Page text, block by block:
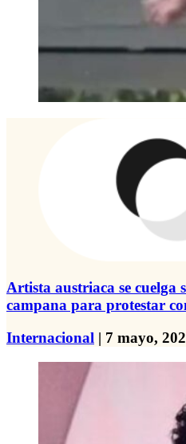
Artista austriaca se cuelga
campana para protestar
Internacional | 7 mayo,